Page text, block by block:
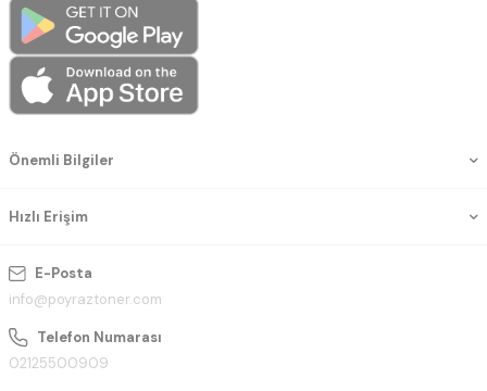
E-Posta
info@poyraztoner.com
Telefon Numarası
02125500909
Önemli Bilgiler
Hızlı Erişim